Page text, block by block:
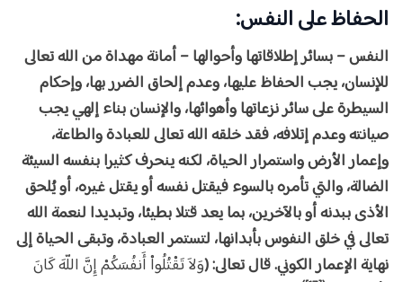
الحفاظ على النفس:
النفس – بسائر إطلاقاتها وأحوالها – أمانة مهداة من الله تعالى
للإنسان، يجب الحفاظ عليها، وعدم إلحاق الضرر بها، وإحكام
السيطرة على سائر نزعاتها وأهوائها، والإنسان بناء إلهي يجب
صيانته وعدم إتلافه، فقد خلقه الله تعالى للعبادة والطاعة،
وإعمار الأرض واستمرار الحياة، لكنه ينحرف كثيرا بنفسه السيئة
الضالة، والتي تأمره بالسوء فيقتل نفسه أو يقتل غيره، أو يُلحق
الأذى ببدنه أو بالآخرين، بما يعد قتلا بطيئا، وتبديدا لنعمة الله
تعالى في خلق النفوس بأبدانها، لتستمر العبادة، وتبقى الحياة إلى
نهاية الإعمار الكوني. قال تعالى: (وَلاَ تَقْتُلُواْ أَنفُسَكُمْ إِنَّ اللّهَ كَانَ